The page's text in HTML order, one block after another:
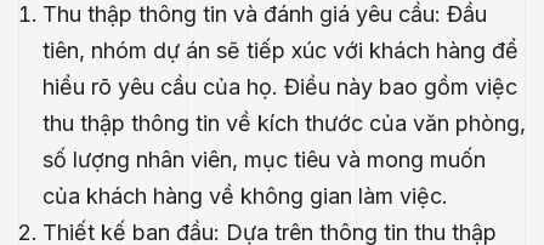
Thu thập thông tin và đánh giá yêu cầu: Đầu
tiên, nhóm dự án sẽ tiếp xúc với khách hàng để
hiểu rõ yêu cầu của họ. Điều này bao gồm việc
thu thập thông tin về kích thước của văn phòng,
số lượng nhân viên, mục tiêu và mong muốn
của khách hàng về không gian làm việc.
Thiết kế ban đầu: Dựa trên thông tin thu thập